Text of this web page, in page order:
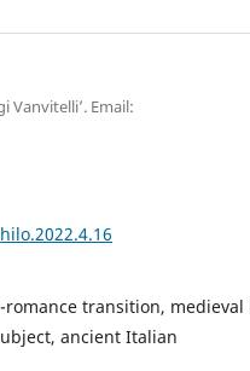
Vanvitelli’. Email:
transition, medieval
ancient Italian